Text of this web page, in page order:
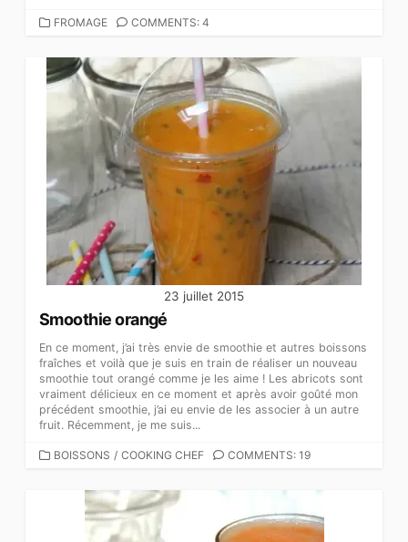
CATEGORIES
FROMAGE COMMENTS: 4
23 juillet 2015
Smoothie orangé
En ce moment, j’ai très envie de smoothie et autres boissons
fraîches et voilà que je suis en train de réaliser un nouveau
smoothie tout orangé comme je les aime ! Les abricots sont
vraiment délicieux en ce moment et après avoir goûté mon
précédent smoothie, j’ai eu envie de les associer à un autre
fruit. Récemment, je me suis...
CATEGORIES
BOISSONS / COOKING CHEF COMMENTS: 19